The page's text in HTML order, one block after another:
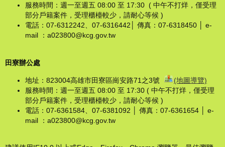
服務時間：週一至週五 08:00 至 17:30 ( 中午不打烊，僅受理
部分戶籍案件，受理櫃檯較少，請耐心等候 )
電話：07-6312242、07-6316442│ 傳真：07-6318450 │ e-
mail ：a023800@kcg.gov.tw
田寮辦公處
地址：823004高雄市田寮區崗安路71之3號
(地圖導覽)
服務時間：週一至週五 08:00 至 17:30 ( 中午不打烊，僅受理
部分戶籍案件，受理櫃檯較少，請耐心等候 )
電話：07-6361584、07-6381092 │ 傳真：07-6361654 │ e-
mail ：a023800@kcg.gov.tw